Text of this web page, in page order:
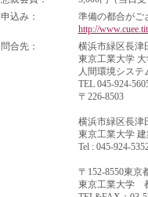
申込み：
準備の都合がご
http://
問合先：
横浜市緑区長
東京工業大学
人間環境システ
TEL 045-924-
〒226-8503
横浜市緑区長
東京工業大学
Tel : 045-924-
〒152-8550東
東京工業大学